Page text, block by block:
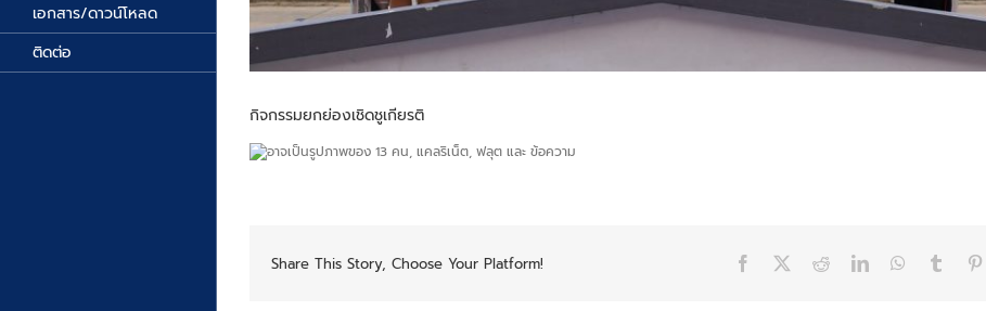
เอกสาร/ดาวน์โหลด
ติดต่อ
กิจกรรมยกย่องเชิดชูเกียรติ
Share This Story, Choose Your Platform! Facebook RedditLinkedInWhatsApp
Tumblr